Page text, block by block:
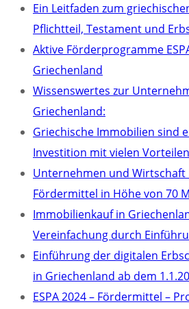
Ein Leitfaden zum
Pflichtteil, Testament und
Aktive Förderprogramme
Griechenland
Wissenswertes zur
Griechenland:
Griechische Immobilien sind
Investition mit vielen Vorteilen
Unternehmen und Wirtschaft
Fördermittel in Höhe von 70
Immobilienkauf in
Vereinfachung durch
Einführung der digitalen
in Griechenland ab dem
ESPA 2024 – Fördermittel –